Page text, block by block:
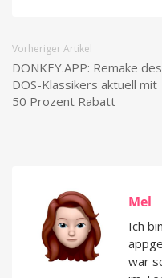
Vorheriger Artikel
DONKEY.APP: Remake des
DOS-Klassikers aktuell mit
50 Prozent Rabatt
Mel
Ich
war